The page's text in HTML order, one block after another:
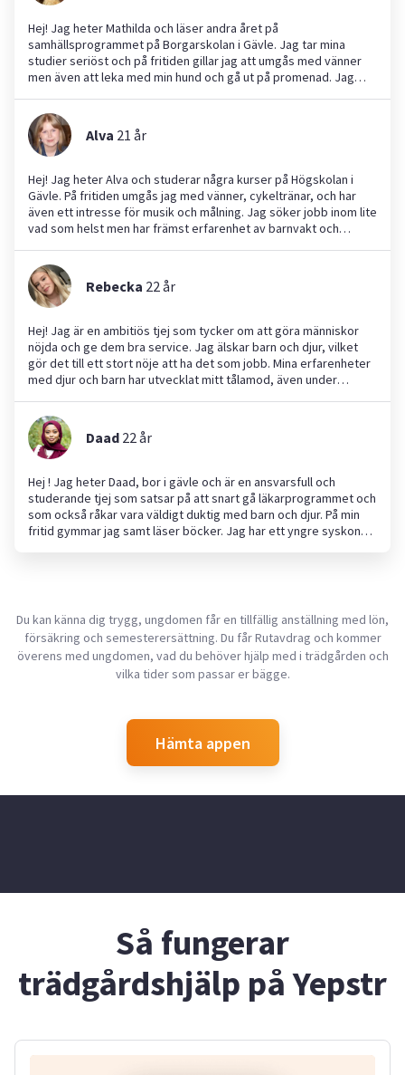
Hej! Jag heter Mathilda och läser andra året på
samhällsprogrammet på Borgarskolan i Gävle. Jag tar mina
studier seriöst och på fritiden gillar jag att umgås med vänner
men även att leka med min hund och gå ut på promenad. Jag
och EM! Tidigare har jag ridit spelat innebandy m.m. Jag kan
hjälpa till med allt från städning till läxhjälp och gå ut med djur.
Jag är väldigt pedagogisk, snäll och lugn men kan även ta fram
min lekfulla sida. Tidigare har jag tagit hand om flera olika barn,
såsom småkusiner, min lillasyster och sen har jag även haft
danslektioner med barn. Jag känner verkligen att jag är den
rätta för det ni söker och hoppas verkligen ni känner likadant.
Tveka inte på att höra av er om det är något mer ni undrar så
Alva 21 år
Hej! Jag heter Alva och studerar några kurser på Högskolan i
Gävle. På fritiden umgås jag med vänner, cykeltränar, och har
även ett intresse för musik och målning. Jag söker jobb inom lite
vad som helst men har främst erfarenhet av barnvakt och
familjekompisar + på Yepstr och varit kattvakt lite här och där,
men är även van med stora hundar:) Utöver det har jag hjälpt
farmor och farfar på gården med åkgräsklippare, häckklippning,
Rebecka 22år
Hej! Jag är en ambitiös tjej som tycker om att göra människor
nöjda och ge dem bra service. Jag älskar barn och djur, vilket
gör det till ett stort nöje att ha det som jobb. Mina erfarenheter
med djur och barn har utvecklat mitt tålamod, även under
och trivs verkligen med det. I min fritid spenderar jag gärna tid
med min hund och läser böcker. Jag är effektiv som person och
kan lätt anpassa mig efter andra, vilket gör mig till en bra
barnvakt eller djurvakt. Jag ser fram emot att hjälpa till!
Daad 22år
Hej ! Jag heter Daad, bor i gävle och är en ansvarsfull och
studerande tjej som satsar på att snart gå läkarprogrammet och
som också råkar vara väldigt duktig med barn och djur. På min
fritid gymmar jag samt läser böcker. Jag har ett yngre syskon
Du kan känna dig trygg, ungdomen får en tillfällig anställning med lön,
försäkring och semesterersättning. Du får Rutavdrag och kommer
överens med ungdomen, vad du behöver hjälp med i trädgården och
vilka tider som passar er bägge.
Hämta appen
Så fungerar
trädgårdshjälp på Yepstr